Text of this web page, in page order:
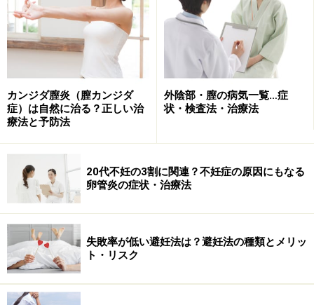
カンジダ膣炎（膣カンジダ
症）は自然に治る？正しい治
療法と予防法
外陰部・膣の病気一覧…症
状・検査法・治療法
20代不妊の3割に関連？不妊症の原因にもなる
卵管炎の症状・治療法
失敗率が低い避妊法は？避妊法の種類とメリッ
ト・リスク